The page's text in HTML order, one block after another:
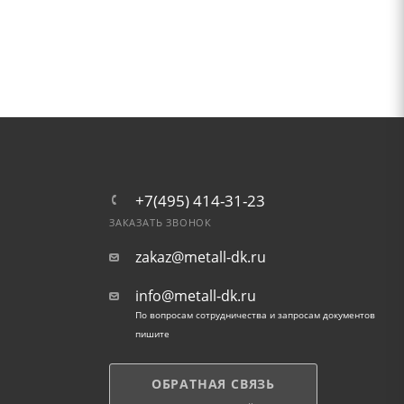
+7(495) 414-31-23
ЗАКАЗАТЬ ЗВОНОК
zakaz@metall-dk.ru
info@metall-dk.ru
По вопросам сотрудничества и запросам документов
пишите
ОБРАТНАЯ СВЯЗЬ